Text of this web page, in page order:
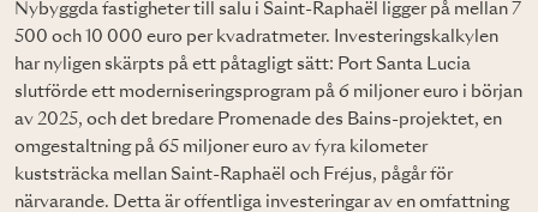
Nybyggda fastigheter till salu i Saint-Raphaël ligger på mellan 7
500 och 10 000 euro per kvadratmeter. Investeringskalkylen
har nyligen skärpts på ett påtagligt sätt: Port Santa Lucia
slutförde ett moderniseringsprogram på 6 miljoner euro i början
av 2025, och det bredare Promenade des Bains-projektet, en
omgestaltning på 65 miljoner euro av fyra kilometer
kuststräcka mellan Saint-Raphaël och Fréjus, pågår för
närvarande. Detta är offentliga investeringar av en omfattning